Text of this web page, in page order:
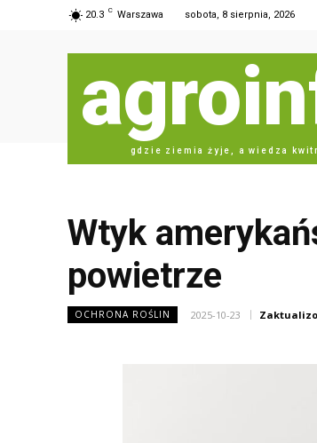
20.3 C Warszawa sobota, 8 sierpnia, 2026
gdzie ziemia żyje, a wiedza
Wtyk
powietrze
OCHRONA ROŚLIN 2025-10-23